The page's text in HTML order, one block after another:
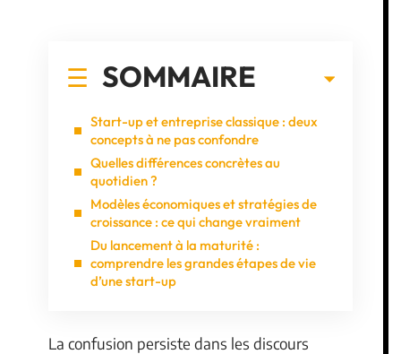
SOMMAIRE
Start-up et entreprise classique : deux
concepts à ne pas confondre
Quelles différences concrètes au
quotidien ?
Modèles économiques et stratégies de
croissance : ce qui change vraiment
Du lancement à la maturité :
comprendre les grandes étapes de vie
d’une start-up
La confusion persiste dans les discours